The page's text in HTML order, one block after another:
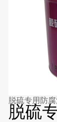
脱硫专用防
脱硫